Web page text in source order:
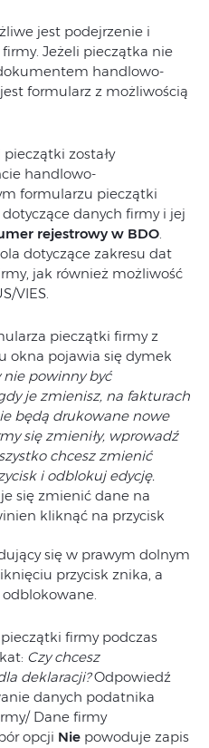
jest podejrzenie i
Jeżeli pieczątka nie
handlowo-
formularz z możliwością
zostały
handlowo-
formularzu pieczątki
danych firmy i jej
rejestrowy w BDO.
dotyczące zakresu dat
jak również możliwość
VIES.
pieczątki firmy z
okna pojawia się dymek
nie powinny być
je zmienisz, na fakturach
będą drukowane nowe
się zmieniły, wprowadź
chcesz zmienić
i odblokuj edycję.
się zmienić dane na
kliknąć na przycisk
się w prawym dolnym
przycisk znika, a
firmy podczas
Czy chcesz
deklaracji?Odpowiedź
danych podatnika
Dane firmy
opcji Nie powoduje zapis